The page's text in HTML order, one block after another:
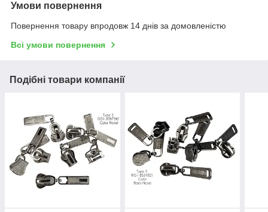
Умови повернення
Повернення товару впродовж 14 днів за домовленістю
Всі умови повернення
Подібні товари компанії